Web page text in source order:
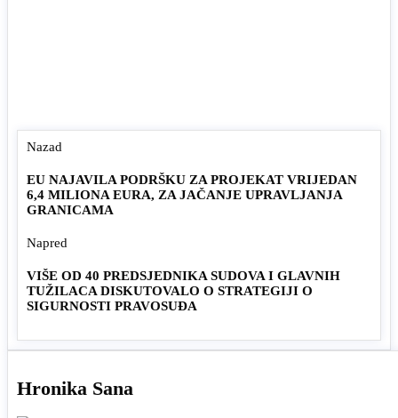
Nazad
EU NAJAVILA PODRŠKU ZA PROJEKAT VRIJEDAN
6,4 MILIONA EURA, ZA JAČANJE UPRAVLJANJA
GRANICAMA
Napred
VIŠE OD 40 PREDSJEDNIKA SUDOVA I GLAVNIH
TUŽILACA DISKUTOVALO O STRATEGIJI O
SIGURNOSTI PRAVOSUĐA
Hronika Sana